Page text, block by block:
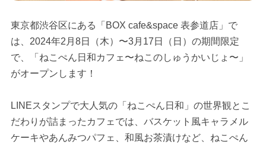
東京都渋谷区にある「BOX cafe&space 表参道店」で
は、2024年2月8日（木）〜3月17日（日）の期間限定
で、「ねこぺん日和カフェ〜ねこのしゅうかいじょ〜」
がオープンします！
LINEスタンプで大人気の「ねこぺん日和」の世界観とこ
だわりが詰まったカフェでは、バスケット風キャラメル
ケーキやあんみつパフェ、和風お茶漬けなど、ねこぺん